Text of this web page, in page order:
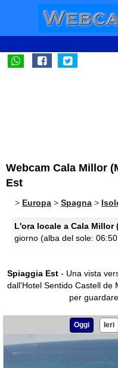
Webcam Cala Millor
Est
> Europa > Spagna >
L'ora locale a Cala Millor
giorno (alba del sole:
Spiaggia Est- Una vista
dall'Hotel Sentido Castell de
per
Oggi Ieri